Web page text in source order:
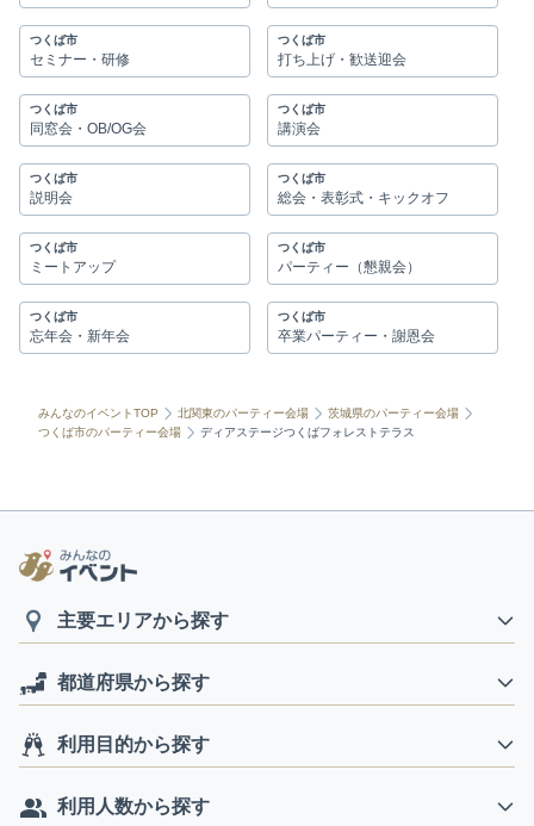
つくば市
セミナー・研修
つくば市
打ち上げ・歓送迎会
つくば市
同窓会・OB/OG会
つくば市
講演会
つくば市
説明会
つくば市
総会・表彰式・キックオフ
つくば市
ミートアップ
つくば市
パーティー（懇親会）
つくば市
忘年会・新年会
つくば市
卒業パーティー・謝恩会
みんなのイベントTOP 北関東のパーティー会場
茨城県のパーティー会場
つくば市のパーティー会場
ディアステージつくばフォレストテラス
主要エリアから探す
都道府県から探す
利用目的から探す
利用人数から探す